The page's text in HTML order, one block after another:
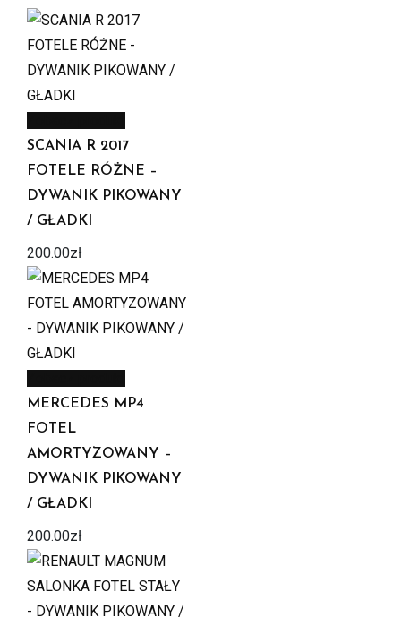
SCANIA R 2017
FOTELE RÓŻNE –
DYWANIK PIKOWANY
/ GŁADKI
200.00zł
MERCEDES MP4
FOTEL
AMORTYZOWANY –
DYWANIK PIKOWANY
/ GŁADKI
200.00zł